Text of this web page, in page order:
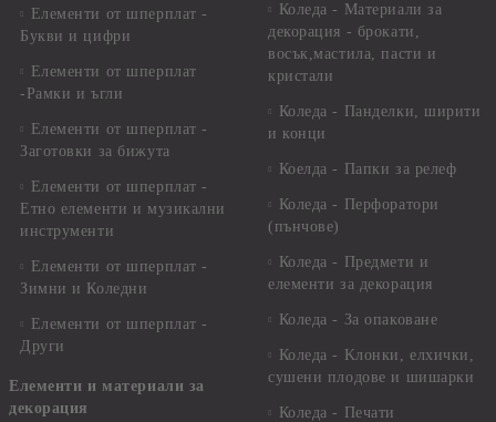
Елементи от шперплат -
Букви и цифри
Елементи от шперплат
-Рамки и ъгли
Елементи от шперплат -
Заготовки за бижута
Елементи от шперплат -
Етно елементи и музикални
инструменти
Елементи от шперплат -
Зимни и Коледни
Елементи от шперплат -
Други
Елементи и материали за
декорация
Коледа - Материали за
декорация - брокати,
восък,мастила, пасти и
кристали
Коледа - Панделки, ширити
и конци
Коелда - Папки за релеф
Коледа - Перфоратори
(пънчове)
Коледа - Предмети и
елементи за декорация
Коледа - За опаковане
Коледа - Kлонки, елхички,
сушени плодове и шишарки
Коледа - Печати